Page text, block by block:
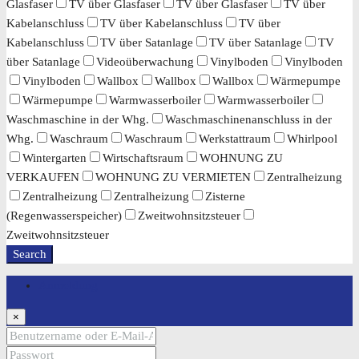
Glasfaser TV über Glasfaser TV über Glasfaser
TV über
Kabelanschluss
TV über Kabelanschluss
TV über
Kabelanschluss
TV über Satanlage TV über Satanlage
TV
über Satanlage
Videoüberwachung Vinylboden
Vinylboden
Vinylboden
Wallbox Wallbox Wallbox
Wärmepumpe
Wärmepumpe
Warmwasserboiler
Warmwasserboiler
Waschmaschine in der Whg.
Waschmaschinenanschluss in der
Whg.
Waschraum Waschraum Werkstattraum
Whirlpool
Wintergarten
Wirtschaftsraum
WOHNUNG ZU
VERKAUFEN
WOHNUNG ZU VERMIETEN
Zentralheizung
Zentralheizung
Zentralheizung
Zisterne
(Regenwasserspeicher)
Zweitwohnsitzsteuer
Zweitwohnsitzsteuer
Search
×